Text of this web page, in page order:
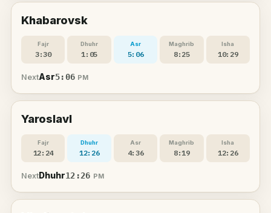
Khabarovsk
Fajr
3:30
Dhuhr
1:05
Asr
5:06
Maghrib
8:25
Isha
10:29
NextAsr5:06 PM
Yaroslavl
Fajr
12:24
Dhuhr
12:26
Asr
4:36
Maghrib
8:19
Isha
12:26
Next Dhuhr12:26 PM